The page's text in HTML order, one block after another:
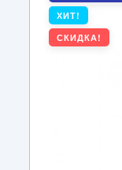
ХИТ!
СКИДКА!